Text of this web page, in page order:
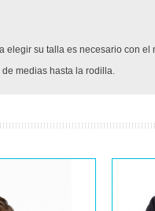
su talla es necesario con
medias hasta la rodilla.